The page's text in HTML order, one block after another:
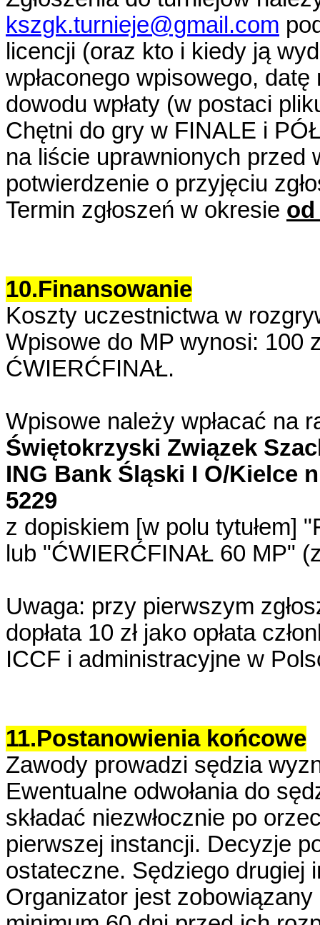
kszgk.turnieje@gmail.com
licencji (oraz kto i kiedy ją
wpłaconego wpisowego,
dowodu wpłaty (w postaci
Chętni do gry w FINALE i
na liście uprawnionych przed
potwierdzenie o przyjęciu
Termin zgłoszeń w okresie od
10.Finansowanie
Koszty uczestnictwa w
Wpisowe do MP wynosi: 100
ĆWIERĆFINAŁ.
Wpisowe należy wpłacać na
Świętokrzyski Związek
ING Bank Śląski I O/Kielce
5229
z dopiskiem [w polu tytułem]
lub "ĆWIERĆFINAŁ 60 MP"
Uwaga: przy pierwszym
dopłata 10 złjako opłata
ICCF i administracyjne w
11.Postanowienia końcowe
Zawody prowadzi sędzia
Ewentualne odwołania do
składać niezwłocznie po
pierwszej instancji. Decyzje
ostateczne. Sędziego drugiej
Organizator jest